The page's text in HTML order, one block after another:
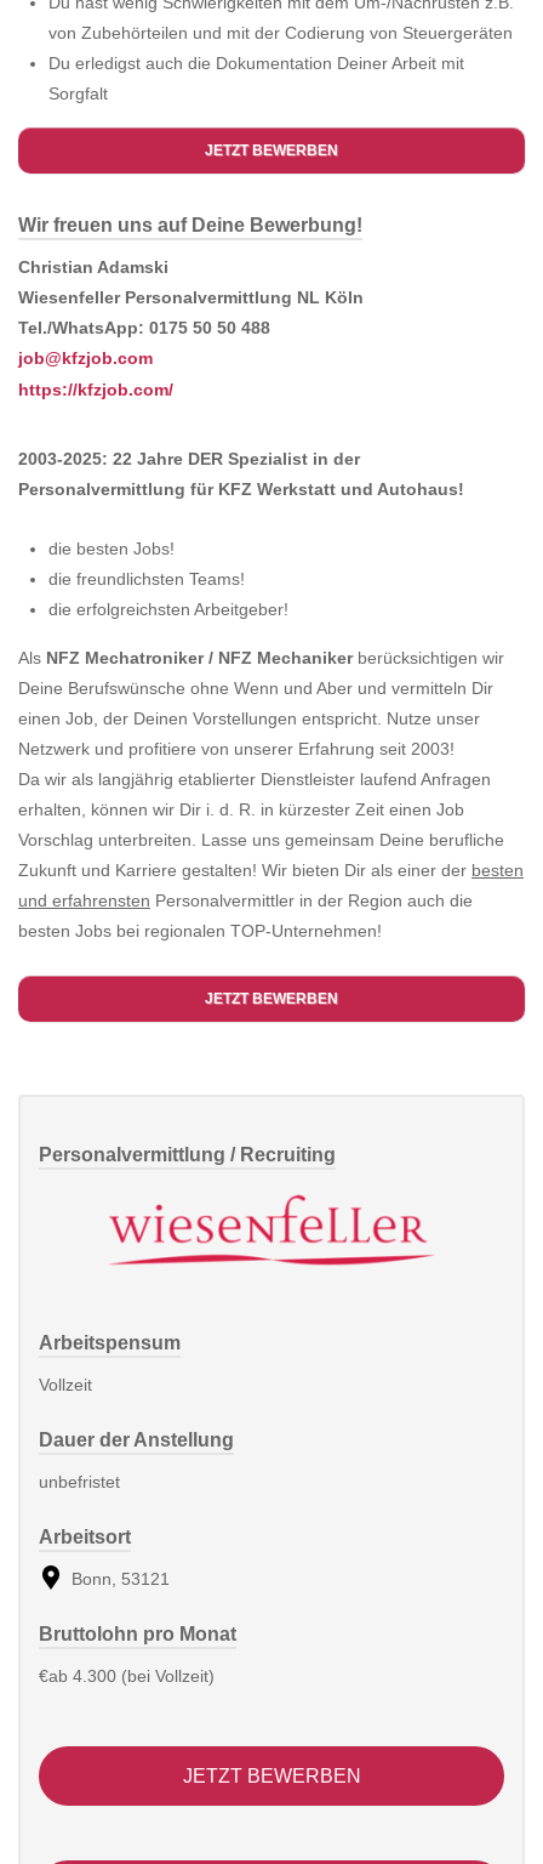
von Zubehörteilen und mit der Codierung von Steuergeräten
Du erledigst auch die Dokumentation Deiner Arbeit mit
Sorgfalt
JETZT BEWERBEN
Wir freuen uns auf Deine Bewerbung!
Christian Adamski
Wiesenfeller Personalvermittlung NL Köln
Tel./WhatsApp: 0175 50 50 488
job@kfzjob.com
https://kfzjob.com/
2003-2025: 22 Jahre DER Spezialist in der
Personalvermittlung für KFZ Werkstatt und Autohaus!
die besten Jobs!
die freundlichsten Teams!
die erfolgreichsten Arbeitgeber!
Als NFZ Mechatroniker / NFZ Mechanikerberücksichtigen wir
Deine Berufswünsche ohne Wenn und Aber und vermitteln Dir
einen Job, der Deinen Vorstellungen entspricht. Nutze unser
Netzwerk und profitiere von unserer Erfahrung seit 2003!
Da wir als langjährig etablierter Dienstleister laufend Anfragen
erhalten, können wir Dir i. d. R. in kürzester Zeit einen Job
Vorschlag unterbreiten. Lasse uns gemeinsam Deine berufliche
Zukunft und Karriere gestalten! Wir bieten Dir als einer der besten
und erfahrensten Personalvermittler in der Region auch die
besten Jobs bei regionalen TOP-Unternehmen!
JETZT BEWERBEN
Personalvermittlung / Recruiting
Arbeitspensum
Vollzeit
Dauer der Anstellung
unbefristet
Arbeitsort
Bonn, 53121
Bruttolohn pro Monat
€ab 4.300 (bei Vollzeit)
JETZT BEWERBEN